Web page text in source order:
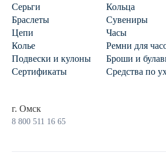
Серьги
Кольца
Браслеты
Сувениры
Цепи
Часы
Колье
Ремни для
Подвески и кулоны
Броши и
Сертификаты
Средства по
г. Омск
8 800 511 16 65